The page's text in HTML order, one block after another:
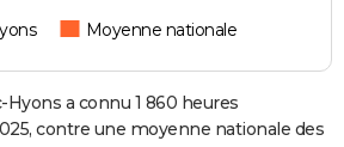
Moyenne nationale
a connu 1 860 heures
contre une moyenne nationale des